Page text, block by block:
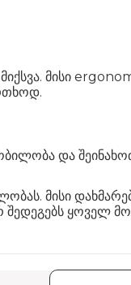
მისი
და
მისი
ყოველ